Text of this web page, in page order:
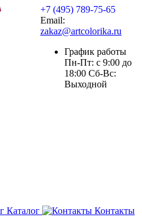
+7 (495) 789-75-65
Email:
zakaz@artcolorika.ru
График работы
Пн-Пт: с 9:00 до
18:00 Сб-Вс:
Выходной
Каталог Контакты